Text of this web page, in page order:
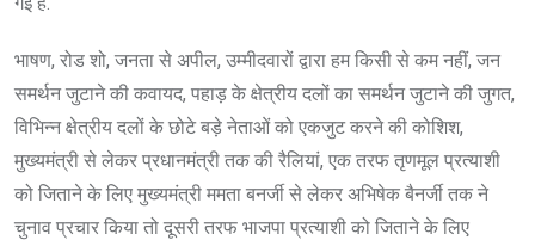
भाषण, रोड शो, जनता से अपील, उम्मीदवारों द्वारा हम किसी से कम नहीं, जन
समर्थन जुटाने की कवायद, पहाड़ के क्षेत्रीय दलों का समर्थन जुटाने की जुगत,
विभिन्न क्षेत्रीय दलों के छोटे बड़े नेताओं को एकजुट करने की कोशिश,
मुख्यमंत्री से लेकर प्रधानमंत्री तक की रैलियां, एक तरफ तृणमूल प्रत्याशी
को जिताने के लिए मुख्यमंत्री ममता बनर्जी से लेकर अभिषेक बैनर्जी तक ने
चुनाव प्रचार किया तो दूसरी तरफ भाजपा प्रत्याशी को जिताने के लिए